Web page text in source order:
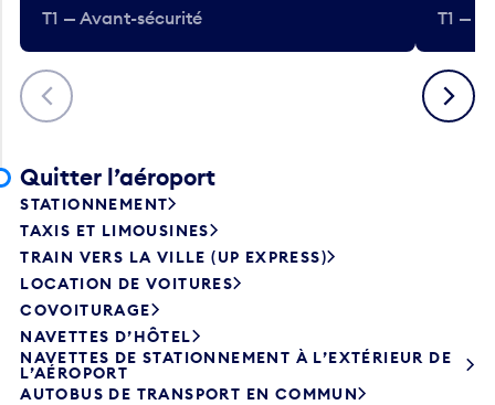
Précédent
T1 — Avant-sécurité
T1 —
Suivant
Quitter l’aéroport
STATIONNEMENT
TAXIS ET LIMOUSINES
TRAIN VERS LA VILLE (UP EXPRESS)
LOCATION DE VOITURES
COVOITURAGE
NAVETTES D’HÔTEL
NAVETTES DE STATIONNEMENT À L’EXTÉRIEUR DE
L’AÉROPORT
AUTOBUS DE TRANSPORT EN COMMUN